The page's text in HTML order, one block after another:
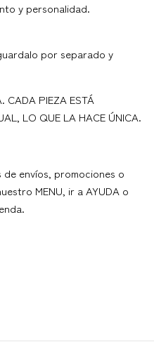
y personalidad.
por separado y
CADA PIEZA ESTÁ
LO QUE LA HACE ÚNICA.
envíos, promociones o
MENU, ir a AYUDA o